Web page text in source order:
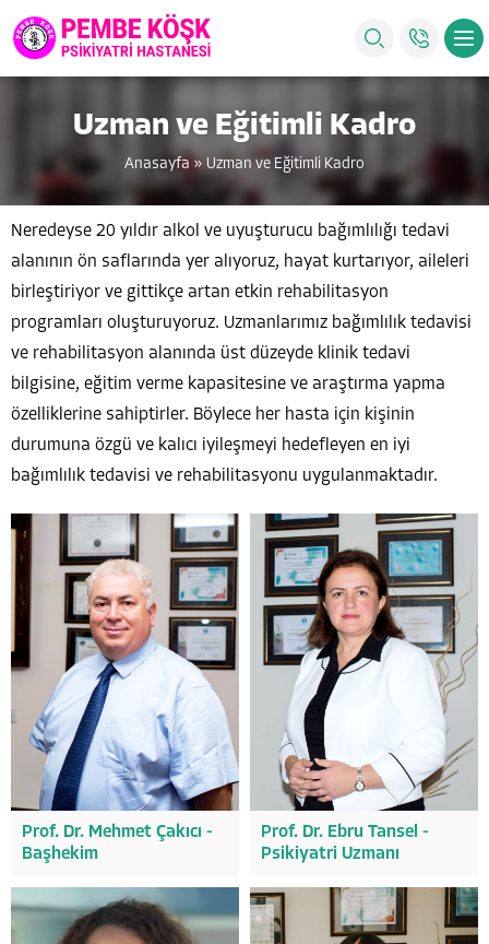
Uzman ve Eğitimli Kadro
Anasayfa » Uzman ve Eğitimli Kadro
Neredeyse 20 yıldır alkol ve uyuşturucu bağımlılığı tedavi
alanının ön saflarında yer alıyoruz, hayat kurtarıyor, aileleri
birleştiriyor ve gittikçe artan etkin rehabilitasyon
programları oluşturuyoruz. Uzmanlarımız bağımlılık tedavisi
ve rehabilitasyon alanında üst düzeyde klinik tedavi
bilgisine, eğitim verme kapasitesine ve araştırma yapma
özelliklerine sahiptirler. Böylece her hasta için kişinin
durumuna özgü ve kalıcı iyileşmeyi hedefleyen en iyi
bağımlılık tedavisi ve rehabilitasyonu uygulanmaktadır.
Prof. Dr. Mehmet Çakıcı -
Başhekim
Prof. Dr. Ebru Tansel -
Psikiyatri Uzmanı